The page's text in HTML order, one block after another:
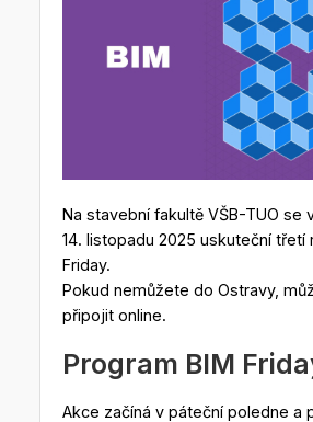
Na stavební fakultě VŠB-TUO se
14. listopadu 2025 uskuteční třetí
Friday.
Pokud nemůžete do Ostravy,
připojit online.
Program BIM
Akce začíná v páteční poledne a